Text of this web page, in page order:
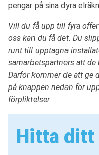
pengar på sina dyra
Vill du få upp till fyra
oss kan du få det. Du
runt till upptagna
samarbetspartners att
Därför kommer de att ge
på knappen nedan för
förpliktelser.
Hitta ditt